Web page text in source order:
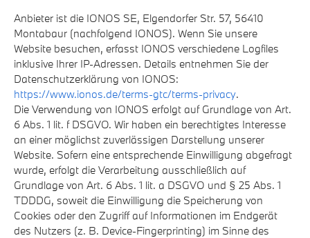
Anbieter ist die IONOS SE, Elgendorfer Str. 57, 56410
Montabaur (nachfolgend IONOS). Wenn Sie unsere
Website besuchen, erfasst IONOS verschiedene Logfiles
inklusive Ihrer IP-Adressen. Details entnehmen Sie der
Datenschutzerklärung von IONOS:
https://www.ionos.de/terms-gtc/terms-privacy.
Die Verwendung von IONOS erfolgt auf Grundlage von Art.
6 Abs. 1 lit. f DSGVO. Wir haben ein berechtigtes Interesse
an einer möglichst zuverlässigen Darstellung unserer
Website. Sofern eine entsprechende Einwilligung abgefragt
wurde, erfolgt die Verarbeitung ausschließlich auf
Grundlage von Art. 6 Abs. 1 lit. a DSGVO und § 25 Abs. 1
TDDDG, soweit die Einwilligung die Speicherung von
Cookies oder den Zugriff auf Informationen im Endgerät
des Nutzers (z. B. Device-Fingerprinting) im Sinne des